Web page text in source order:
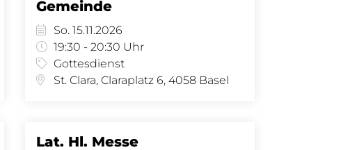
Gemeinde
So. 15.11.2026
19:30 - 20:30 Uhr
Gottesdienst
St. Clara, Claraplatz 6, 4058 Basel
Lat. Hl. Messe